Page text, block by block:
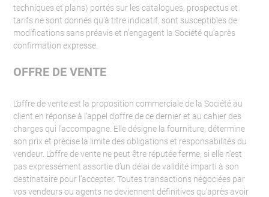
techniques et plans) portés sur les catalogues, prospectus et
tarifs ne sont donnés qu’à titre indicatif, sont susceptibles de
modifications sans préavis et n’engagent la Société qu’après
confirmation expresse.
OFFRE DE VENTE
L’offre de vente est la proposition commerciale de la Société au
client en réponse à l’appel d’offre de ce dernier et au cahier des
charges qui l’accompagne. Elle désigne la fourniture, détermine
son prix et précise la limite des obligations et responsabilités du
vendeur. L’offre de vente ne peut être réputée ferme, si elle n’est
pas expressément assortie d’un délai de validité imparti à son
destinataire pour l’accepter. Toutes transactions négociées par
vos vendeurs ou agents ne deviennent définitives qu’après avoir